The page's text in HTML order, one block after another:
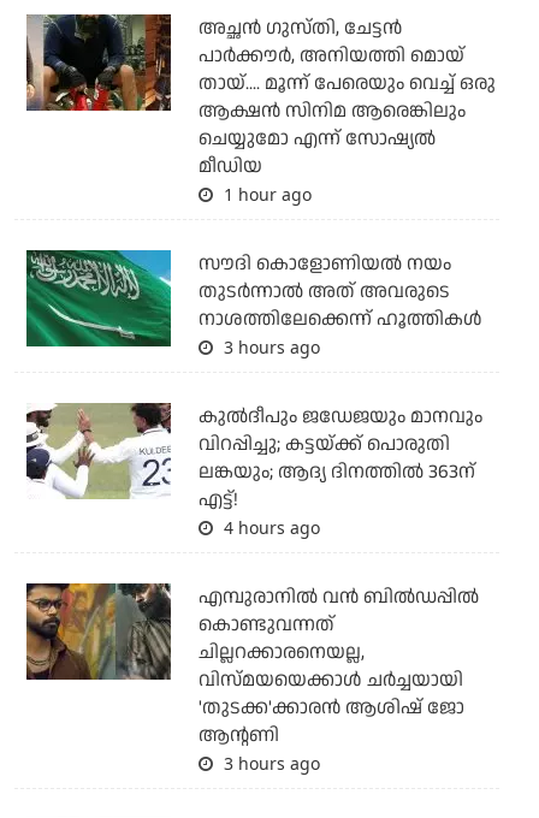
അച്ഛന്‍ ഗുസ്തി, ചേട്ടന്‍
പാര്‍ക്കൗര്‍, അനിയത്തി മൊയ്
തായ്.... മൂന്ന് പേരെയും വെച്ച് ഒരു
ആക്ഷന്‍ സിനിമ ആരെങ്കിലും
ചെയ്യുമോ എന്ന് സോഷ്യല്‍
മീഡിയ
1 hour ago
സൗദി കൊളോണിയല്‍ നയം
തുടര്‍ന്നാല്‍ അത് അവരുടെ
നാശത്തിലേക്കെന്ന് ഹൂത്തികള്‍
3 hours ago
കുല്‍ദീപും ജഡേജയും മാനവും
വിറപ്പിച്ചു; കട്ടയ്ക്ക് പൊരുതി
ലങ്കയും; ആദ്യ ദിനത്തില്‍ 363ന്
എട്ട്!
4 hours ago
എമ്പുരാനില്‍ വന്‍ ബില്‍ഡപ്പില്‍
കൊണ്ടുവന്നത്
ചില്ലറക്കാരനെയല്ല,
വിസ്മയയെക്കാള്‍ ചര്‍ച്ചയായി
'തുടക്ക'ക്കാരന്‍ ആശിഷ് ജോ
ആന്റണി
3 hours ago